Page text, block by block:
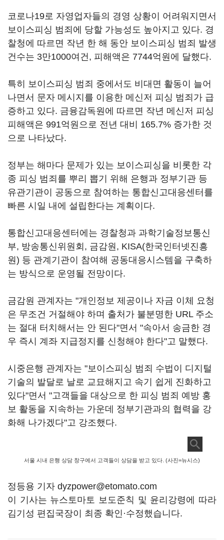
코로나19로 자영업자들의 경영 상황이 어려워지면서
보이스피싱 범죄에 당할 가능성도 높아지고 있다. 경
찰청에 따르면 작년 한 해 동안 보이스피싱 범죄 발생
건수는 3만1000여건, 피해액은 7744억원에 달했다.
특히 보이스피싱 범죄 중에서도 비대면 활동이 늘어
나면서 문자 메시지를 이용한 메신저 피싱 범죄가 급
증하고 있다. 금융감독원에 따르면 작년 메신저 피싱
피해액은 991억원으로 전년 대비 165.7% 증가한 것
으로 나타났다.
정부는 해마다 문제가 있는 보이스피싱을 비롯한 각
종 피싱 범죄를 뿌리 뽑기 위해 은행과 정부기관 등
유관기관이 공동으로 참여하는 통합신고대응센터를
빠른 시일 내에 설립한다는 계획이다.
통합신고대응센터에는 경찰청과 과학기술정보통신
부, 방송통신위원회, 금감원, KISA(한국인터넷진흥
원) 등 관계기관이 참여해 공동대응시스템을 구축하
는 방식으로 운영될 전망이다.
금감원 관계자는 "개인정보 제공이나 자금 이체 요청
은 무조건 거절해야 하며 출처가 불분명한 URL 주소
는 절대 터치해서는 안 된다"면서 "속아서 송금한 경
우 즉시 계좌 지급정지를 신청해야 한다"고 말했다.
시중은행 관계자는 "보이스피싱 범죄 수법이 디지털
기술의 발달로 날로 교묘해지고 속기 쉽게 진화하고
있다"면서 "고객들을 대상으로 한 피싱 범죄 예방 홍
보 활동을 지속하는 가운데 정부기관과의 협력을 강
화해 나가겠다"고 강조했다.
서울 시내 은행 상담 창구에서 고객들이 상담을 받고 있다. (사진=뉴시스)
정등용 기자 dyzpower@etomato.com
이 기사는 뉴스토마토 보도준칙 및 윤리강령에 따라
김기성 편집국장이 최종 확인·수정했습니다.